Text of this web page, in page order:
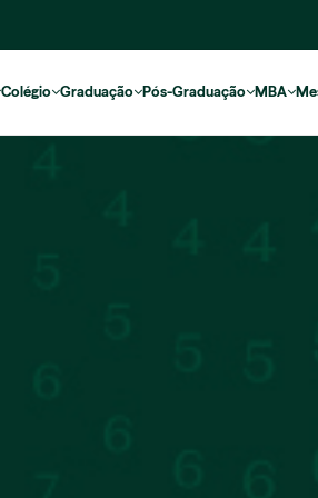
Colégio Graduação Pós-Graduação MBA